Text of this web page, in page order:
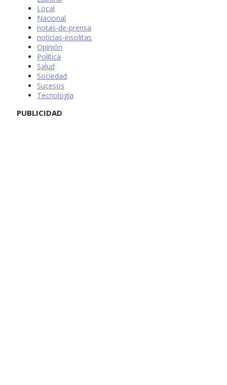
Local
Nacional
notas-de-prensa
noticias-insolitas
Opinión
Política
Salud
Sociedad
Sucesos
Tecnología
PUBLICIDAD